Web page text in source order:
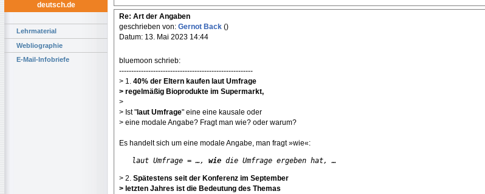
deutsch.de
Lehrmaterial
Webliographie
E-Mail-Infobriefe
Re: Art der Angaben
geschrieben von: Gernot Back ()
Datum: 13. Mai 2023 14:44
bluemoon schrieb:
-------------------------------------------------------
> 1. 40% der Eltern kaufen laut Umfrage
> regelmäßig Bioprodukte im Supermarkt,
>
> Ist " laut Umfrage" eine eine kausale oder
> eine modale Angabe? Fragt man wie? oder warum?
Es handelt sich um eine modale Angabe, man fragt »wie«:
laut Umfrage = …, wie die Umfrage ergeben hat, …
> 2. Spätestens seit der Konferenz im September
> letzten Jahres ist die Bedeutung des Themas